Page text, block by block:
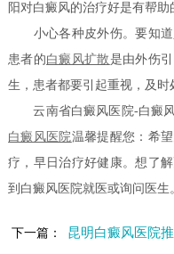
阳对白癜风的治疗好是有帮助
小心各种皮外伤。要知道
患者的白癜风扩散是由外伤
生，患者都要引起重视，及时
云南省白癜风医院-白癜风
白癜风医院温馨提醒您：希
疗，早日治疗好健康。想了
到白癜风医院就医或询问医生
下一篇： 昆明白癜风医院